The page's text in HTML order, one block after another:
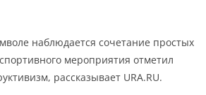
наблюдается сочетание простых
мероприятия отметил
рассказывает URA.RU.